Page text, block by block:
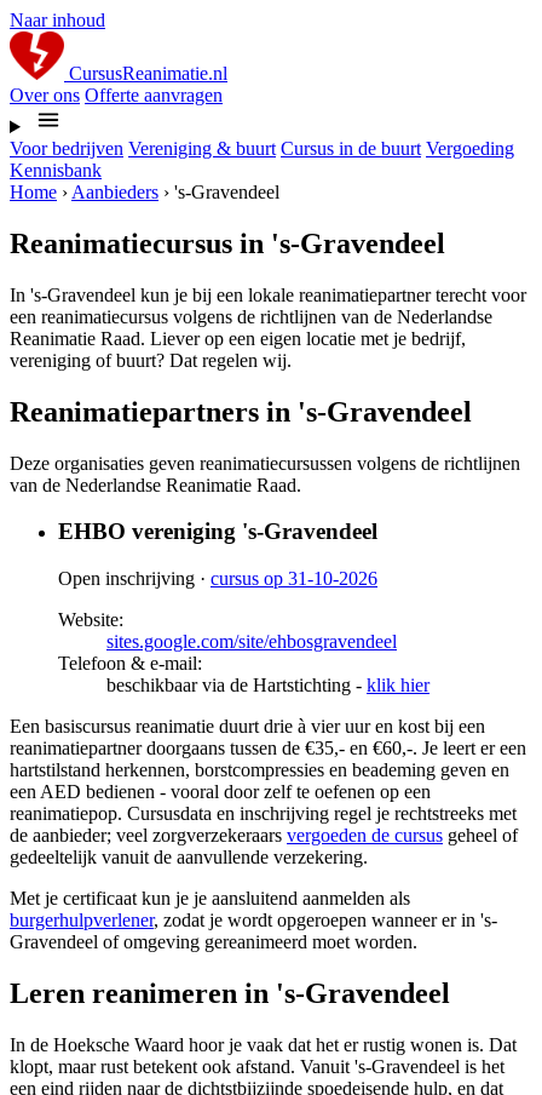
Naar inhoud
CursusReanimatie.nl
Over ons Offerte aanvragen
Voor bedrijven Vereniging & buurt Cursus in de buurt Vergoeding
Kennisbank
Home › Aanbieders › 's-Gravendeel
Reanimatiecursus in 's-Gravendeel
In 's-Gravendeel kun je bij een lokale reanimatiepartner terecht voor
een reanimatiecursus volgens de richtlijnen van de Nederlandse
Reanimatie Raad. Liever op een eigen locatie met je bedrijf,
vereniging of buurt? Dat regelen wij.
Reanimatiepartners in 's-Gravendeel
Deze organisaties geven reanimatiecursussen volgens de richtlijnen
van de Nederlandse Reanimatie Raad.
EHBO vereniging 's-Gravendeel
Open inschrijving · cursus op 31-10-2026
Website:
sites.google.com/site/ehbosgravendeel
Telefoon & e-mail:
beschikbaar via de Hartstichting - klik hier
Een basiscursus reanimatie duurt drie à vier uur en kost bij een
reanimatiepartner doorgaans tussen de €35,- en €60,-. Je leert er een
hartstilstand herkennen, borstcompressies en beademing geven en
een AED bedienen - vooral door zelf te oefenen op een
reanimatiepop. Cursusdata en inschrijving regel je rechtstreeks met
de aanbieder; veel zorgverzekeraars vergoeden de cursus geheel of
gedeeltelijk vanuit de aanvullende verzekering.
Met je certificaat kun je je aansluitend aanmelden als
burgerhulpverlener, zodat je wordt opgeroepen wanneer er in 's-
Gravendeel of omgeving gereanimeerd moet worden.
Leren reanimeren in 's-Gravendeel
In de Hoeksche Waard hoor je vaak dat het er rustig wonen is. Dat
klopt, maar rust betekent ook afstand. Vanuit 's-Gravendeel is het
een eind rijden naar de dichtstbijzijnde spoedeisende hulp, en dat